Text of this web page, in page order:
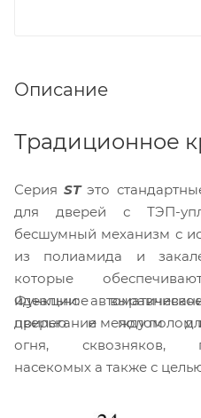
Описание
Традиционное
Серия ST это
для дверей с ТЭП-
бесшумный механизм с
из полиамида и
которые
идеальное
прилегание между полом
Функции:
дверью и полом
огня, сквозняков,
насекомых а также с